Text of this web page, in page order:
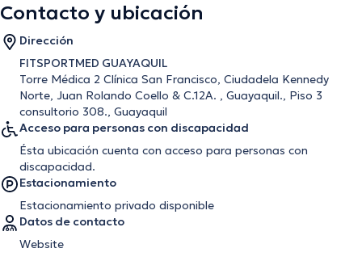
Contacto y ubicación
Dirección
FITSPORTMED GUAYAQUIL
Torre Médica 2 Clínica San Francisco, Ciudadela Kennedy
Norte, Juan Rolando Coello & C.12A. , Guayaquil., Piso 3
consultorio 308., Guayaquil
Acceso para personas con discapacidad
Ésta ubicación cuenta con acceso para personas con
discapacidad.
Estacionamiento
Estacionamiento privado disponible
Datos de contacto
Website